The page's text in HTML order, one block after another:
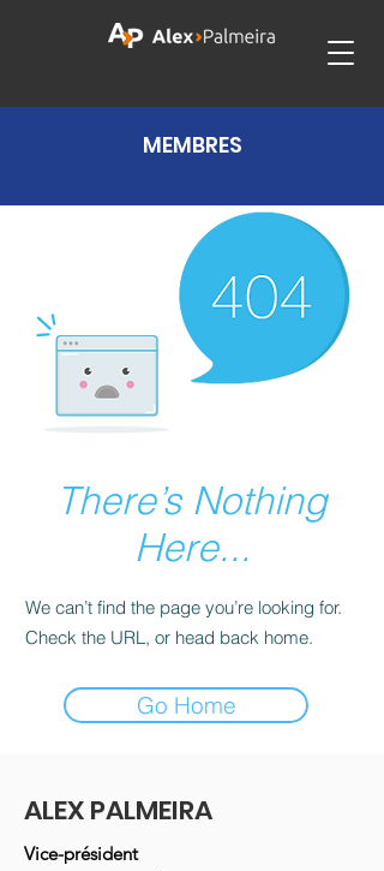
MEMBRES
There’s Nothing
Here...
We can’t find the page you’re looking for.
Check the URL, or head back home.
Go Home
ALEX PALMEIRA
Vice-président